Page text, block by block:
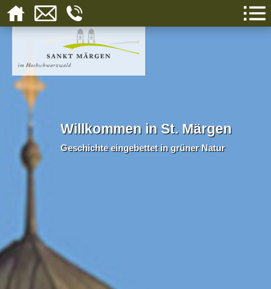
Willkommen in St. Märgen
Geschichte eingebettet in grüner Natur